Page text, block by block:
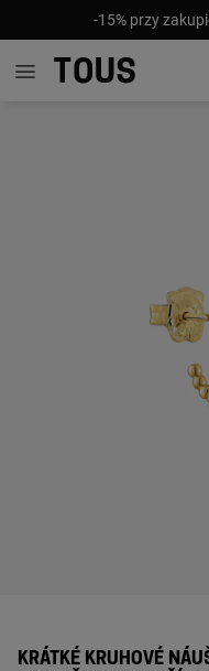
-15% przy
KRÁTKÉ KRUHOVÉ